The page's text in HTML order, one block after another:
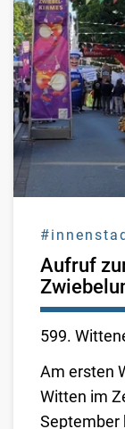
Aufruf
599.
Am ersten
Witten im
September